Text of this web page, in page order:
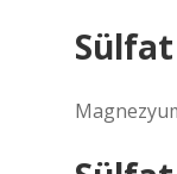
Sülfat